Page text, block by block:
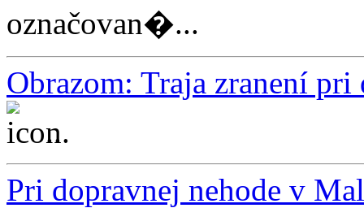
označovan�...
Obrazom: Traja zranení
...
Pri dopravnej nehode v